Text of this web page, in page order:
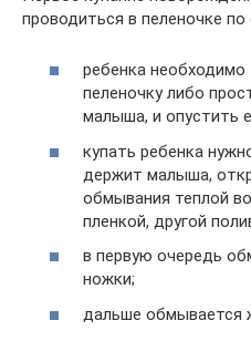
проводиться в пеленочке
ребенка
пеленочку либо
малыша, и опустить
купать ребенка
держит малыша,
обмывания теплой
пленкой, другой
в первую очередь
ножки;
дальше обмывается